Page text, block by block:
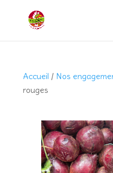
Recherche
produits
Accueil / Nos
rouges